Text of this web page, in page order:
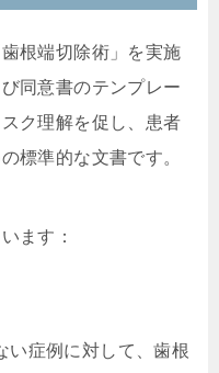
根端切除術」を実施
同意書のテンプレー
ク理解を促し、患者
標準的な文書です。
ます：
症例に対して、歯根